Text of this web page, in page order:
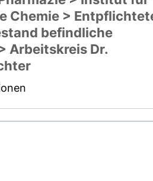
Chemie >
befindliche
Arbeitskreis Dr.